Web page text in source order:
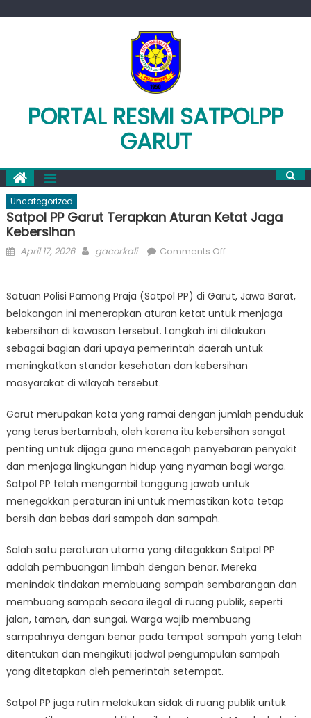
PORTAL RESMI SATPOLPP
GARUT
Uncategorized
Satpol PP Garut Terapkan Aturan Ketat Jaga
Kebersihan
Posted
April 17, 2026 Author
gacorkali Comments Offon
Garut
Terapkan
Aturan
Ketat
Jaga
Satuan Polisi Pamong Praja (Satpol PP) di Garut, Jawa Barat,
belakangan ini menerapkan aturan ketat untuk menjaga
kebersihan di kawasan tersebut. Langkah ini dilakukan
sebagai bagian dari upaya pemerintah daerah untuk
meningkatkan standar kesehatan dan kebersihan
masyarakat di wilayah tersebut.
Garut merupakan kota yang ramai dengan jumlah penduduk
yang terus bertambah, oleh karena itu kebersihan sangat
penting untuk dijaga guna mencegah penyebaran penyakit
dan menjaga lingkungan hidup yang nyaman bagi warga.
Satpol PP telah mengambil tanggung jawab untuk
menegakkan peraturan ini untuk memastikan kota tetap
bersih dan bebas dari sampah dan sampah.
Salah satu peraturan utama yang ditegakkan Satpol PP
adalah pembuangan limbah dengan benar. Mereka
menindak tindakan membuang sampah sembarangan dan
membuang sampah secara ilegal di ruang publik, seperti
jalan, taman, dan sungai. Warga wajib membuang
sampahnya dengan benar pada tempat sampah yang telah
ditentukan dan mengikuti jadwal pengumpulan sampah
yang ditetapkan oleh pemerintah setempat.
Satpol PP juga rutin melakukan sidak di ruang publik untuk